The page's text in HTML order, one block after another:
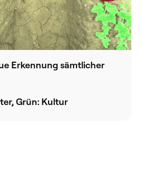
Erkennung sämtlicher
Grün: Kultur